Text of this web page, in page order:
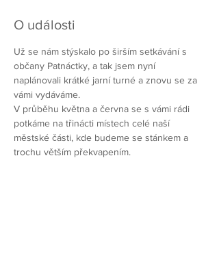
O události
Už se nám stýskalo po širším setkávání s
občany Patnáctky, a tak jsem nyní
naplánovali krátké jarní turné a znovu se za
vámi vydáváme.
V průběhu května a června se s vámi rádi
potkáme na třinácti místech celé naší
městské části, kde budeme se stánkem a
trochu větším překvapením.